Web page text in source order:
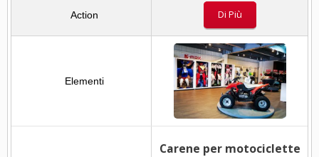
Di Più
Carene per motociclette